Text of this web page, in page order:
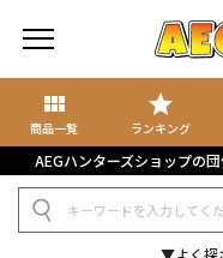
view_module
商品一覧
star
ランキング
AEGハンターズショップの
▼よく探
品検索 ブログ検索
会員登録